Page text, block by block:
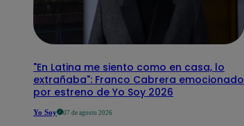
"En Latina me siento como en casa, lo
extrañaba": Franco Cabrera emocionado
por estreno de Yo Soy 2026
Yo Soy 07 de agosto 2026